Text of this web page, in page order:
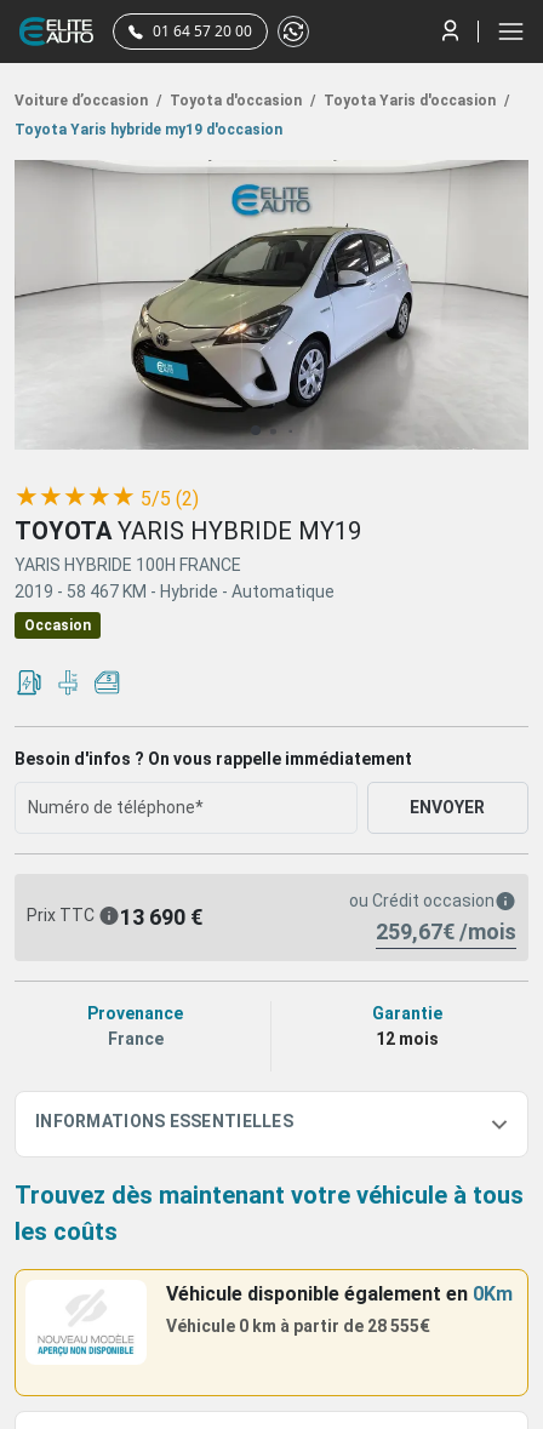
01 64 57 20 00
Voiture d’occasion / Toyota d'occasion / Toyota Yaris d'occasion /
Toyota Yaris hybride my19 d'occasion
(*)
★
(*)★
(*) ★
(*) ★
(*) ★ 5/5 (2)
TOYOTA YARIS HYBRIDE MY19
YARIS HYBRIDE 100H FRANCE
2019 - 58 467 KM - Hybride - Automatique
Occasion
Besoin d'infos ? On vous rappelle immédiatement
ENVOYER
Prix TTC 13 690 €
ou Crédit occasion
259,67€ /mois
Provenance
France
Garantie
12 mois
INFORMATIONS ESSENTIELLES
Trouvez dès maintenant votre véhicule à tous
les coûts
Véhicule disponible également en 0Km
Véhicule 0 km à partir de 28 555€